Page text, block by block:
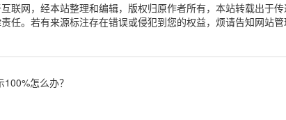
联网，经本站整理和编辑，版权归原作者所有，本站转载出于
任。若有来源标注存在错误或侵犯到您的权益，烦请告知网站
怎么办？